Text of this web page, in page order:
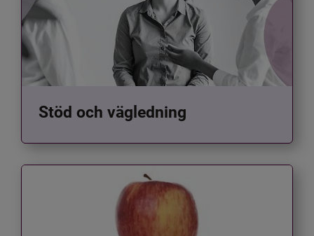
Stöd och vägledning